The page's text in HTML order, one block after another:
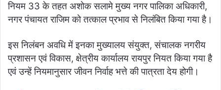
नियम 33 के तहत अशोक सलामे मुख्य नगर पालिका अधिकारी,
नगर पंचायत राजिम को तत्काल प्रभाव से निलंबित किया गया है।
इस निलंबन अवधि में इनका मुख्यालय संयुक्त, संचालक नगरीय
प्रशासन एवं विकास, क्षेत्रीय कार्यालय रायपुर नियत किया गया है
एवं उन्हें नियमानुसार जीवन निर्वाह भत्ते की पात्रता देय होगी।